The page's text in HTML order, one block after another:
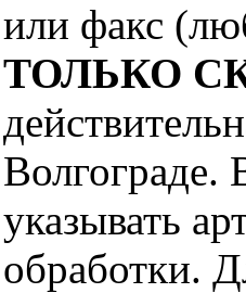
или факс
ТОЛЬКО
Волгограде.
указывать
обработки.